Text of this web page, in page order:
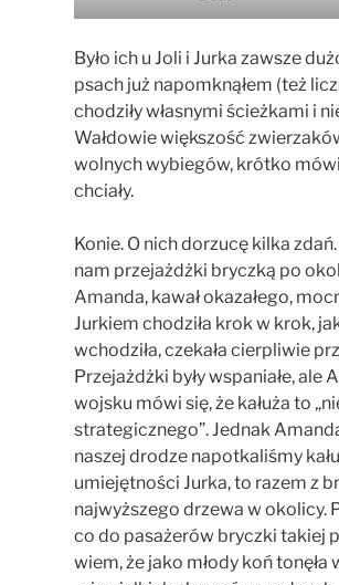
Było ich u Joli i Jurka zawsze
psach już napomknąłem (też
chodziły własnymi ścieżkami i
Wałdowie większość
wolnych wybiegów, krótko
chciały.
Konie. O nich dorzucę kilka
nam przejażdżki bryczką po
Amanda, kawał okazałego,
Jurkiem chodziła krok w krok,
wchodziła, czekała cierpliwie
Przejażdżki były wspaniałe, ale
wojsku mówi się, że kałuża to
strategicznego”. Jednak
naszej drodze napotkaliśmy
umiejętności Jurka, to razem z
najwyższego drzewa w okolicy.
co do pasażerów bryczki takiej
wiem, że jako młody koń